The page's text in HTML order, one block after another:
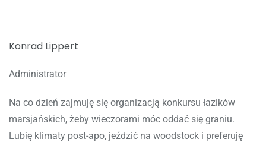
Konrad Lippert
Administrator
Na co dzień zajmuję się organizacją konkursu łazików
marsjańskich, żeby wieczorami móc oddać się graniu.
Lubię klimaty post-apo, jeździć na woodstock i preferuję